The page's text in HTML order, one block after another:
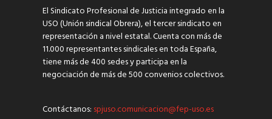
El Sindicato Profesional de Justicia integrado en la
USO (Unión sindical Obrera), el tercer sindicato en
representación a nivel estatal. Cuenta con más de
11.000 representantes sindicales en toda España,
tiene más de 400 sedes y participa en la
negociación de más de 500 convenios colectivos.
Contáctanos: spjuso.comunicacion@fep-uso.es